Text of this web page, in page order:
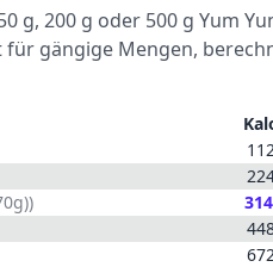
g, 200 g oder 500 g Yum
gängige Mengen,
) 314